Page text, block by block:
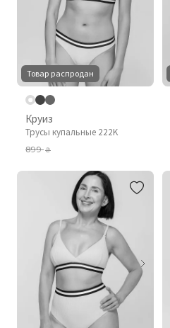
Товар распродан
Круиз
Трусы купальные 222K
899₴